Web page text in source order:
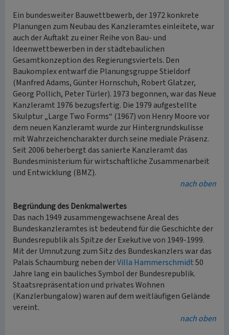
Ein bundesweiter Bauwettbewerb, der 1972 konkrete
Planungen zum Neubau des Kanzleramtes einleitete, war
auch der Auftakt zu einer Reihe von Bau- und
Ideenwettbewerben in der städtebaulichen
Gesamtkonzeption des Regierungsviertels. Den
Baukomplex entwarf die Planungsgruppe Stieldorf
(Manfred Adams, Günter Hornschuh, Robert Glatzer,
Georg Pollich, Peter Türler). 1973 begonnen, war das Neue
Kanzleramt 1976 bezugsfertig. Die 1979 aufgestellte
Skulptur „Large Two Forms“ (1967) von Henry Moore vor
dem neuen Kanzleramt wurde zur Hintergrundskulisse
mit Wahrzeichencharakter durch seine mediale Präsenz.
Seit 2006 beherbergt das sanierte Kanzleramt das
Bundesministerium für wirtschaftliche Zusammenarbeit
und Entwicklung (BMZ).
nach oben
Begründung des Denkmalwertes
Das nach 1949 zusammengewachsene Areal des
Bundeskanzleramtes ist bedeutend für die Geschichte der
Bundesrepublik als Spitze der Exekutive von 1949-1999.
Mit der Umnutzung zum Sitz des Bundeskanzlers war das
Palais Schaumburg neben derVilla Hammerschmidt50
Jahre lang ein bauliches Symbol der Bundesrepublik.
Staatsrepräsentation und privates Wohnen
(Kanzlerbungalow) waren auf dem weitläufigen Gelände
vereint.
nach oben